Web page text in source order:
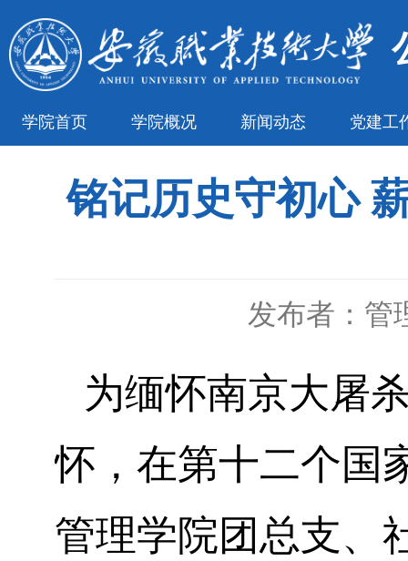
学院首页 学院概况 新闻动态 党建工
铭记历史守初心
发布者：管
为缅怀南京大屠
怀，在第十二个国
管理学院团总支、